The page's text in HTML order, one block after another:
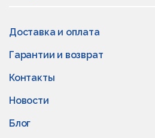
Доставка и оплата
Гарантии и возврат
Контакты
Новости
Блог